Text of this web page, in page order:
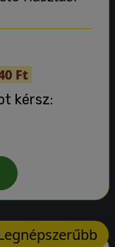
Ft
kérsz: